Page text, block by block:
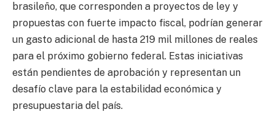
brasileño, que corresponden a proyectos de ley y
propuestas con fuerte impacto fiscal, podrían generar
un gasto adicional de hasta 219 mil millones de reales
para el próximo gobierno federal. Estas iniciativas
están pendientes de aprobación y representan un
desafío clave para la estabilidad económica y
presupuestaria del país.